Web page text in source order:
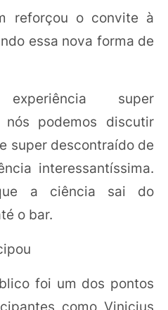
reforçou o convite à
essa nova forma de
super
podemos discutir
super descontraído de
interessantíssima.
a ciência sai do
o bar.
foi um dos pontos
como Vinicius